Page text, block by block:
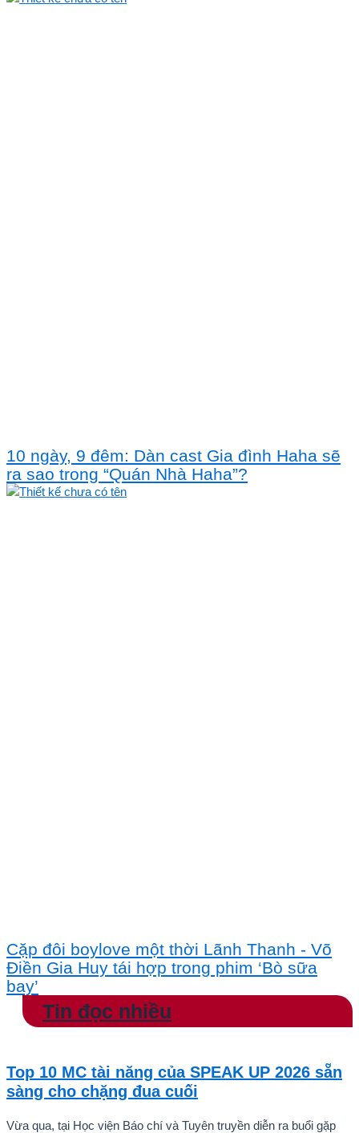
10 ngày, 9 đêm: Dàn cast Gia đình Haha sẽ
ra sao trong “Quán Nhà Haha”?
Cặp đôi boylove một thời Lãnh Thanh - Võ
Điền Gia Huy tái hợp trong phim ‘Bò sữa
bay’
Tin đọc nhiều
Top 10 MC tài năng của SPEAK UP 2026 sẵn
sàng cho chặng đua cuối
Vừa qua, tại Học viện Báo chí và Tuyên truyền diễn ra buổi gặp